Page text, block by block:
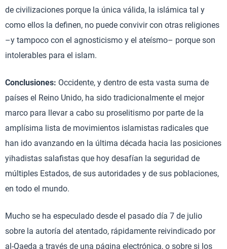
de civilizaciones porque la única válida, la islámica tal y
como ellos la definen, no puede convivir con otras religiones
–y tampoco con el agnosticismo y el ateísmo– porque son
intolerables para el islam.
Conclusiones: Occidente, y dentro de esta vasta suma de
países el Reino Unido, ha sido tradicionalmente el mejor
marco para llevar a cabo su proselitismo por parte de la
amplísima lista de movimientos islamistas radicales que
han ido avanzando en la última década hacia las posiciones
yihadistas salafistas que hoy desafían la seguridad de
múltiples Estados, de sus autoridades y de sus poblaciones,
en todo el mundo.
Mucho se ha especulado desde el pasado día 7 de julio
sobre la autoría del atentado, rápidamente reivindicado por
al-Qaeda a través de una página electrónica, o sobre si los